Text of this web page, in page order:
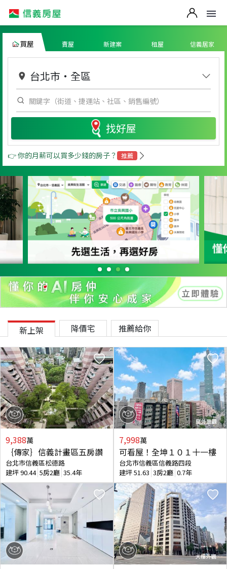
買屋 賣屋 新建案 租屋 信義居家
台北市 ・ 全區
找好屋
👉 你的月薪可以買多少錢的房子？ 推薦
新上架 降價宅 推薦給你
9,388萬
｛傳家｝信義計畫區五房讚
台北市信義區松德路
建坪90.44 5房2廳 35.4年
7,998萬
可看屋！全坤１０１十一樓
台北市信義區信義路四段
建坪51.63 3房2廳 0.7年